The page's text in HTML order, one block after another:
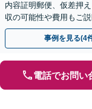
内容証明郵便、仮差押
収の可能性や費用もご
◢
事例を見る(4
電話でお問い